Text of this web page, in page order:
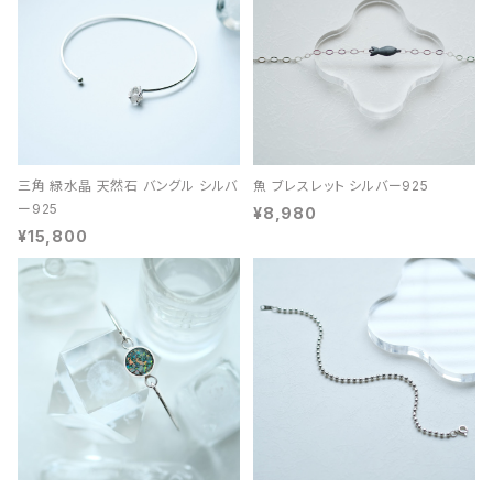
三角 緑水晶 天然石 バングル シルバ
ー925
¥15,800
魚 ブレスレット シルバー925
¥8,980